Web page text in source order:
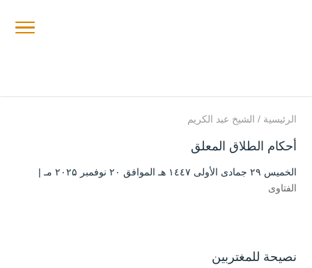
الرئيسية / الشيخ عبد الكريم
أحكام الطلاق المعلق
الخميس ۲۹ جمادى الأولى ۱٤٤۷ هـ الموافق ۲۰ نوفمبر ۲۰۲۵ مـ |
الفتاوى
نصيحة للمغتربين